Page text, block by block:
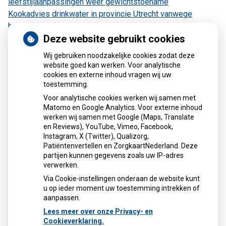
Kookadvies drinkwater in provincie Utrecht vanwege
besmetting
Terugroepactie babyvoeding Nestlé: bacterie kan baby’s
ziek maken
Contact
Gouden Rijderplein 16
2645 EX Delfgauw
015-2574639
info@apotheekdelfgauw.nl
Beveiligde mail: apotheekdelfgauw@zorgmail.nl
Privacyverklaring
Deze website gebruikt cookies
Wij gebruiken noodzakelijke cookies zodat deze
website goed kan werken. Voor analytische
cookies en externe inhoud vragen wij uw
toestemming.
Voor analytische cookies werken wij samen met
Matomo en Google Analytics. Voor externe inhoud
werken wij samen met Google (Maps, Translate
en Reviews), YouTube, Vimeo, Facebook,
Instagram, X (Twitter), Qualizorg,
Patiëntenvertellen en ZorgkaartNederland. Deze
partijen kunnen gegevens zoals uw IP-adres
verwerken.
Via Cookie-instellingen onderaan de website kunt
u op ieder moment uw toestemming intrekken of
aanpassen.
Lees meer over onze Privacy- en
Cookieverklaring.